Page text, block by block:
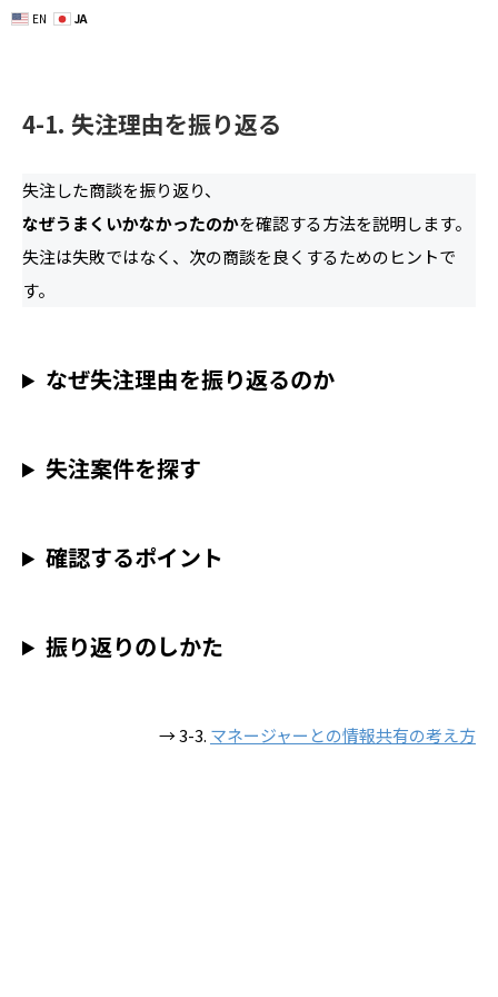
4-1. 失注理由を振り返る
失注した商談を振り返り、
なぜうまくいかなかったのかを確認する方法を説明します。
失注は失敗ではなく、次の商談を良くするためのヒントで
す。
なぜ失注理由を振り返るのか
失注案件を探す
確認するポイント
振り返りのしかた
→ 3-3. マネージャーとの情報共有の考え方
EN JA